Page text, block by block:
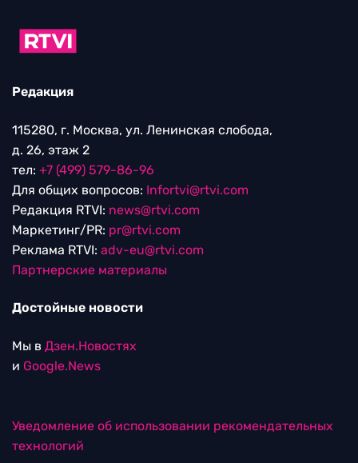
Редакция
115280, г. Москва, ул. Ленинская слобода,
д. 26, этаж 2
тел: +7 (499) 579-86-96
Для общих вопросов: Infortvi@rtvi.com
Редакция RTVI: news@rtvi.com
Маркетинг/PR: pr@rtvi.com
Реклама RTVI: adv-eu@rtvi.com
Партнерские материалы
Достойные новости
Мы в Дзен.Новостях
и Google.News
Уведомление об использовании рекомендательных
технологий